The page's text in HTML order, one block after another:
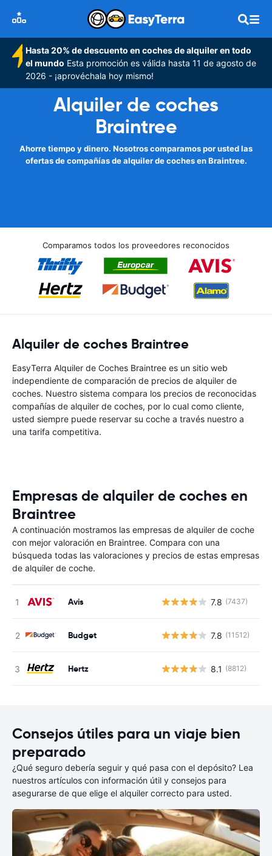
Hasta 20% de descuento en coches de alquiler en todo
el mundo Esta promoción es válida hasta 11 de agosto de
2026 - ¡aprovéchala hoy mismo!
Alquiler de coches
Braintree
Ahorre tiempo y dinero. Nosotros comparamos por usted las
ofertas de compañías de alquiler de coches en Braintree.
Comparamos todos los proveedores reconocidos
Alquiler de coches Braintree
EasyTerra Alquiler de Coches Braintree es un sitio web
independiente de comparación de precios de alquiler de
coches. Nuestro sistema compara los precios de reconocidas
compañías de alquiler de coches, por lo cual como cliente,
usted siempre puede reservar su coche a través nuestro a
una tarifa competitiva.
Empresas de alquiler de coches en
Braintree
A continuación mostramos las empresas de alquiler de coche
con mejor valoración en Braintree. Compara con una
búsqueda todas las valoraciones y precios de estas empresas
de alquiler de coche.
Avis 7.8 (7437)
Budget 7.8 (11512)
Hertz 8.1 (8812)
Consejos útiles para un viaje bien
preparado
¿Qué seguro debería seguir y qué pasa con el depósito? Lea
nuestros artículos con información útil y consejos para
asegurarse de que elige el alquiler correcto para usted.